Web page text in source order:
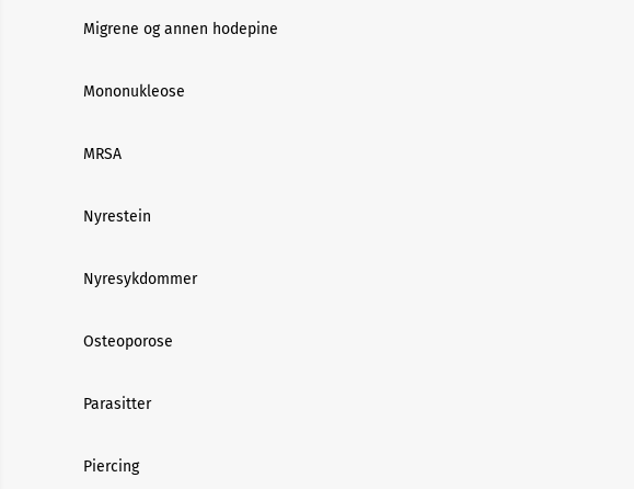
Migrene og annen hodepine
Mononukleose
MRSA
Nyrestein
Nyresykdommer
Osteoporose
Parasitter
Piercing